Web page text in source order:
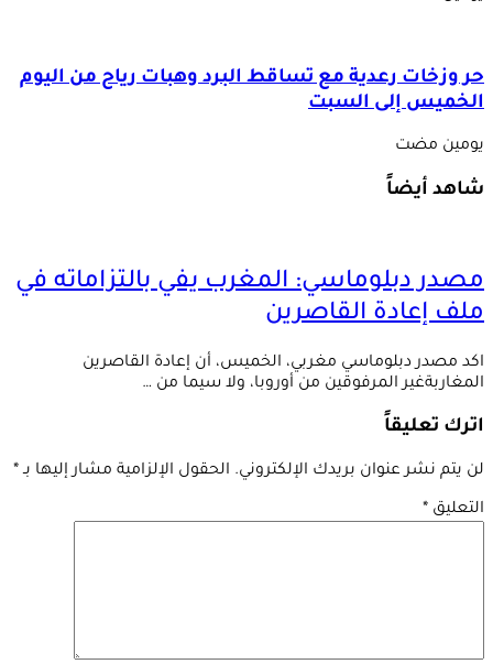
حر وزخات رعدية مع تساقط البرد وهبات رياح من اليوم
الخميس إلى السبت
‏يومين مضت
شاهد أيضاً
مصدر دبلوماسي: المغرب يفي بالتزاماته في
ملف إعادة القاصرين
اكد مصدر دبلوماسي مغربي، الخميس، أن إعادة القاصرين
المغاربةغير المرفوقين من أوروبا، ولا سيما من …
اترك تعليقاً
لن يتم نشر عنوان بريدك الإلكتروني. الحقول الإلزامية مشار إليها بـ*
التعليق *